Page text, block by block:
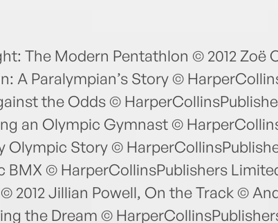
The Modern Pentathlon © 2012 Zoë
A Paralympian’s Story ©
the Odds ©
an Olympic Gymnast ©
Olympic Story ©
BMX © HarperCollinsPublishers
2012 Jillian Powell, On the Track ©
the Dream ©